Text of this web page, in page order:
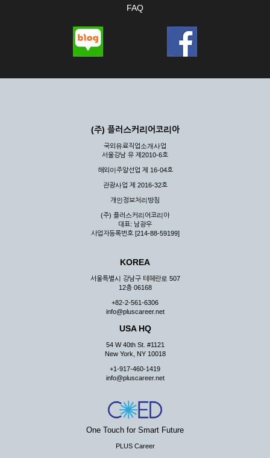
④ 회사는 제 2항 및 제 3항의 사유로 서비스의 제공이 일시적
여 배상하지 않습니다.
제3장 권리 및 의무
공할 수 있도록 최선의 노력을 다하여야 합니다.
게 누설, 배포하여서는 안됩니다. 다만, 관계법령에 의하여 국가
기관 등의 합법적인 요구가 있는 경우에는 해당 되지 않습니다.
③ 회사는 이용자로부터 제기되는 의견이나 불만이 정당하다고
인정할 경우에는 즉시 처리하여야 하며, 즉시 처리가 곤란한 경
우 그 처리를 위해 노력해야 합니다.
제7조 (회원의 의무)
① 회원은 ID와 비밀 번호에 관한 모든 관리의 책임이 있으며
② 회원은 이용신청서의 기재내용 중 변경된 내용이 있는 경우
서비스를 통하여 그 내용을 회사에 통지하여야 합니다.
③ 다른 회원의 ID와 비밀번호를 부당하게 사용하는 행위를
④ 회원은 회사의 서비스에서 타 사이트의 홍보행위를 하지 않
아야 하며 공공질서나 미풍약속에 위배되는 내용 혹은 저작권을
리 행위도 할 수 없습니다.
사가 통지하는 사항을 준수하여야 하며, 기타 회사의 업무에 방
해되는 행위를 하여서는 아니 됩니다.
제8조 (회원의 관리)
① 회원은 언제든 이 약관에 대한 동의를 철회할 수 있습니다.
FAQ
(주) 플러스커리어코리아
국외유료직업소개사업
서울강남 유 제2010-6호
해외이주알선업 제 16-04호
관광사업 제 2016-32호
개인정보처리방침
(주) 플러스커리어코리아
대표: 남광우
사업자등록번호 [214-88-59199]
KOREA
서울특별시 강남구 테헤란로 507
12층 06168
+82-2-561-6306
info@pluscareer.net
USA HQ
54 W 40th St. #1121
New York, NY 10018
+1-917-460-1419
info@pluscareer.net
One Touch for Smart Future
PLUS Career